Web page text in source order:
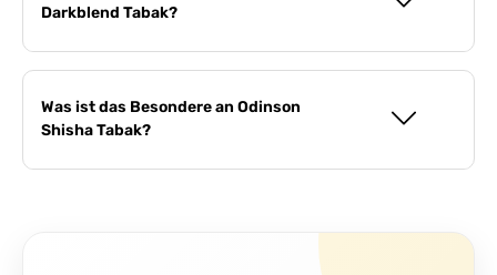
Darkblend Tabak?
Was ist das Besondere an Odinson
Shisha Tabak?